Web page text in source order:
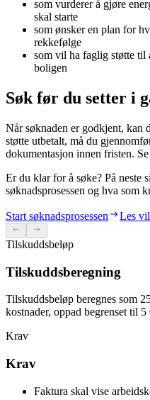
som vurderer å gjøre
skal starte
som ønsker en plan for
rekkefølge
som vil ha faglig støtte til
boligen
Søk før du setter i
Når søknaden er godkjent, kan
støtte utbetalt, må du
dokumentasjon innen fristen.
Er du klar for å søke? På neste
søknadsprosessen og hva som
Start søknadsprosessen Les
Tilskuddsbeløp
Tilskuddsberegning
Tilskuddsbeløp beregnes som
kostnader, oppad begrenset til 5
Krav
Krav
Faktura skal vise